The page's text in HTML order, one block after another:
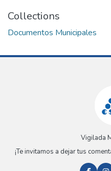
Collections
Documentos Municipales
Vigilada
¡Te invitamos a dejar tus